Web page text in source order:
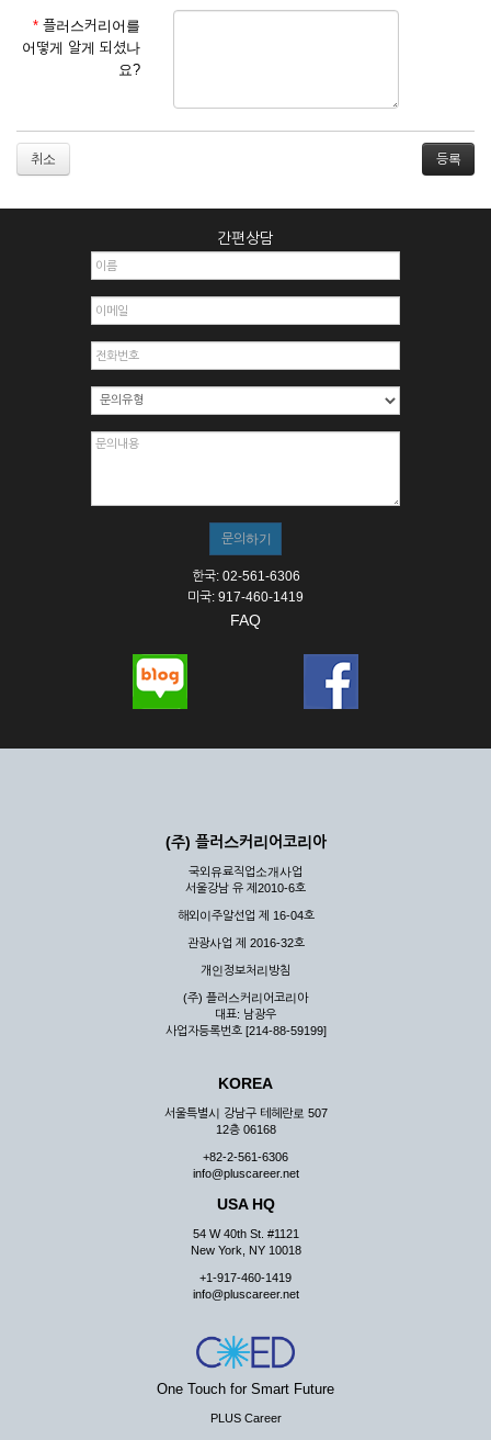
를 심사, 승낙함으로써 성립하며, 회사는 신청자의 실명 확인 절
차를 밟을 수 있습니다.
② 회원가입시 입력한 ID는 변경할 수 없으며, 회원 1인당 한 개
의 ID가 발급됩니다. 부득이한 경우로 인해 변경하고자 하는 경
거절하거나 취소할 수 있으며, 실명으로 등록하지 않은 자의 일
2. 개인정보를 허위로 기재하여 신청할 경우
3. 경쟁 관게에 있는 이용자가 신청할 경우
4. 타인의 서비스 이용을 방해하거나, 정보를 도용한 경우
6. 이용자가 영업활동 또는 부정한 용도로 본 서비스를 이용할
7. 회사의 정보를 사전 승낙 없이 전재, 변조, 복사하여 이용하
8. 기타 회사가 정한 제반 사항을 위반하며 신청하는 경우
제5조 (서비스의 이용 및 중지)
② 시스템 점검, 교체 및 고장, 기술적인 이유, 국가비상사태, 정
스가 불가능할 경우 회사는 사전 공지나 예고 없이 서비스의 전
부 또는 일부를 일시적 또는 영구적으로 중지할 수 있습니다.
③ 기타 회사는 서비스를 제공할 수 없는 합당한 사유가 발생한
④ 회사는 제 2항 및 제 3항의 사유로 서비스의 제공이 일시적
여 배상하지 않습니다.
제3장 권리 및 의무
공할 수 있도록 최선의 노력을 다하여야 합니다.
게 누설, 배포하여서는 안됩니다. 다만, 관계법령에 의하여 국가
기관 등의 합법적인 요구가 있는 경우에는 해당 되지 않습니다.
③ 회사는 이용자로부터 제기되는 의견이나 불만이 정당하다고
인정할 경우에는 즉시 처리하여야 하며, 즉시 처리가 곤란한 경
우 그 처리를 위해 노력해야 합니다.
제7조 (회원의 의무)
① 회원은 ID와 비밀 번호에 관한 모든 관리의 책임이 있으며
② 회원은 이용신청서의 기재내용 중 변경된 내용이 있는 경우
서비스를 통하여 그 내용을 회사에 통지하여야 합니다.
③ 다른 회원의 ID와 비밀번호를 부당하게 사용하는 행위를
④ 회원은 회사의 서비스에서 타 사이트의 홍보행위를 하지 않
아야 하며 공공질서나 미풍약속에 위배되는 내용 혹은 저작권을
리 행위도 할 수 없습니다.
사가 통지하는 사항을 준수하여야 하며, 기타 회사의 업무에 방
해되는 행위를 하여서는 아니 됩니다.
제8조 (회원의 관리)
① 회원은 언제든 이 약관에 대한 동의를 철회할 수 있습니다.
* 플러스커리어를
어떻게 알게 되셨나
요?
취소
간편상담
한국: 02-561-6306
미국: 917-460-1419
FAQ
(주) 플러스커리어코리아
국외유료직업소개사업
서울강남 유 제2010-6호
해외이주알선업 제 16-04호
관광사업 제 2016-32호
개인정보처리방침
(주) 플러스커리어코리아
대표: 남광우
사업자등록번호 [214-88-59199]
KOREA
서울특별시 강남구 테헤란로 507
12층 06168
+82-2-561-6306
info@pluscareer.net
USA HQ
54 W 40th St. #1121
New York, NY 10018
+1-917-460-1419
info@pluscareer.net
One Touch for Smart Future
PLUS Career